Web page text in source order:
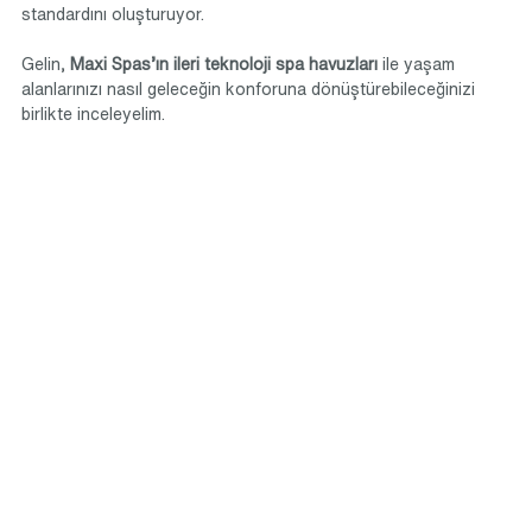
standardını oluşturuyor.
Gelin, Maxi Spas’ın ileri teknoloji spa havuzları ile yaşam
alanlarınızı nasıl geleceğin konforuna dönüştürebileceğinizi
birlikte inceleyelim.